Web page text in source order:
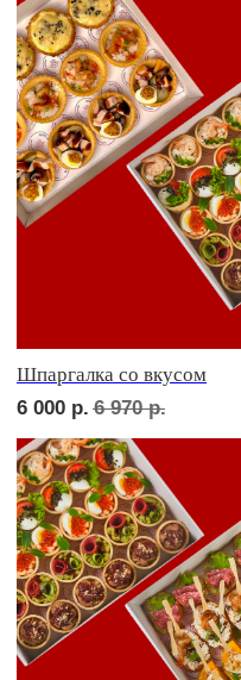
Дорогая, вечером не жди...
5 000 р. 5 770 р.
Детская тусовка
4 500 р. 5 220 р.